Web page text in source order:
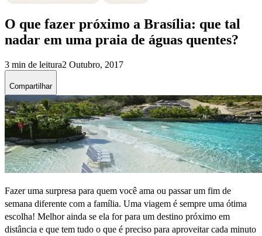
O que fazer próximo a Brasília: que tal
nadar em uma praia de águas quentes?
3 min de leitura2 Outubro, 2017
Compartilhar
Fazer uma surpresa para quem você ama ou passar um fim de
semana diferente com a família. Uma viagem é sempre uma ótima
escolha! Melhor ainda se ela for para um destino próximo em
distância e que tem tudo o que é preciso para aproveitar cada minuto